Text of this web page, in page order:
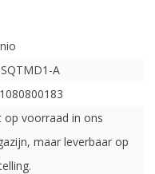
A
op voorraad in ons
maar leverbaar op